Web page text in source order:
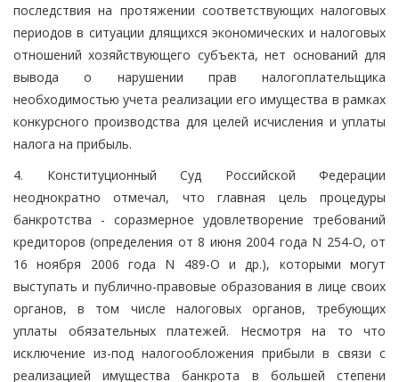
последствия на протяжении соответствующих налоговых
периодов в ситуации длящихся экономических и налоговых
отношений хозяйствующего субъекта, нет оснований для
вывода о нарушении прав налогоплательщика
необходимостью учета реализации его имущества в рамках
конкурсного производства для целей исчисления и уплаты
налога на прибыль.
4. Конституционный Суд Российской Федерации
неоднократно отмечал, что главная цель процедуры
банкротства - соразмерное удовлетворение требований
кредиторов (определения от 8 июня 2004 года N 254-О, от
16 ноября 2006 года N 489-О и др.), которыми могут
выступать и публично-правовые образования в лице своих
органов, в том числе налоговых органов, требующих
уплаты обязательных платежей. Несмотря на то что
исключение из-под налогообложения прибыли в связи с
реализацией имущества банкрота в большей степени